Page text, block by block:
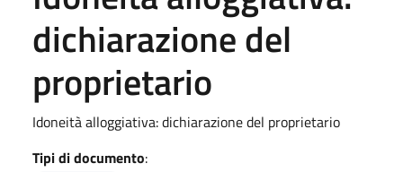
dichiarazione del
proprietario
Idoneità alloggiativa: dichiarazione del proprietario
Tipi di documento: